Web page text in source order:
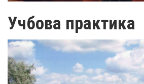
Учбова практика